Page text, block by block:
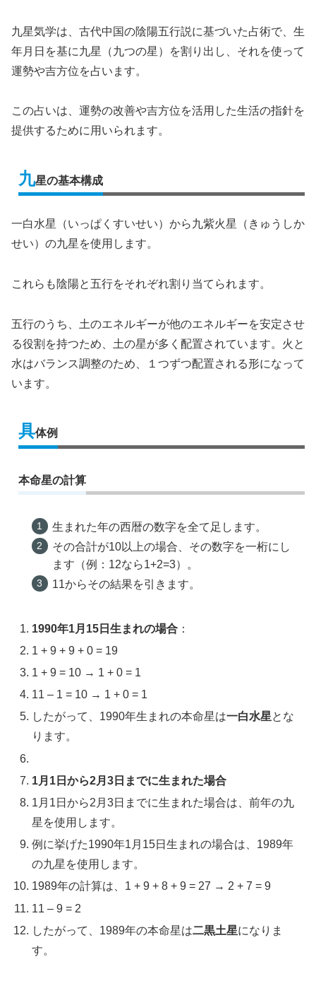
九星気学は、古代中国の陰陽五行説に基づいた占術で、生
年月日を基に九星（九つの星）を割り出し、それを使って
運勢や吉方位を占います。
この占いは、運勢の改善や吉方位を活用した生活の指針を
提供するために用いられます。
九星の基本構成
一白水星（いっぱくすいせい）から九紫火星（きゅうしか
せい）の九星を使用します。
これらも陰陽と五行をそれぞれ割り当てられます。
五行のうち、土のエネルギーが他のエネルギーを安定させ
る役割を持つため、土の星が多く配置されています。火と
水はバランス調整のため、１つずつ配置される形になって
います。
具体例
本命星の計算
生まれた年の西暦の数字を全て足します。
その合計が10以上の場合、その数字を一桁にし
ます（例：12なら1+2=3）。
11からその結果を引きます。
1990年1月15日生まれの場合 ：
1 + 9 + 9 + 0 = 19
1 + 9 = 10 → 1 + 0 = 1
11 – 1 = 10 → 1 + 0 = 1
したがって、1990年生まれの本命星は一白水星とな
ります。
1月1日から2月3日までに生まれた場合
1月1日から2月3日までに生まれた場合は、前年の九
星を使用します。
例に挙げた1990年1月15日生まれの場合は、1989年
の九星を使用します。
1989年の計算は、1 + 9 + 8 + 9 = 27 → 2 + 7 = 9
11 – 9 = 2
したがって、1989年の本命星は二黒土星になりま
す。